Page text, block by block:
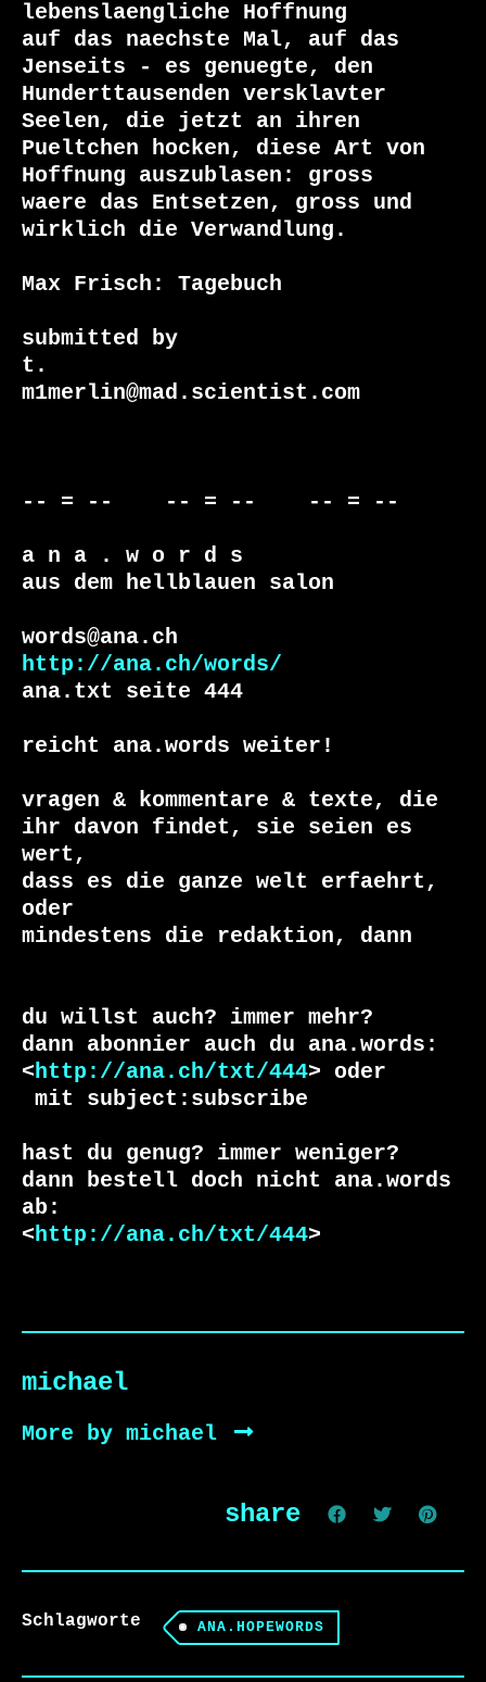
lebenslaengliche Hoffnung
auf das naechste Mal, auf das
Jenseits - es genuegte, den
Hunderttausenden versklavter
Seelen, die jetzt an ihren
Pueltchen hocken, diese Art von
Hoffnung auszublasen: gross
waere das Entsetzen, gross und
wirklich die Verwandlung.
Max Frisch: Tagebuch
submitted by
t.
m1merlin@mad.scientist.com
-- = --    -- = --    -- = --
a n a . w o r d s
aus dem hellblauen salon
http://ana.ch/words/
ana.txt seite 444
reicht ana.words weiter!
vragen & kommentare & texte, die
ihr davon findet, sie seien es
wert,
dass es die ganze welt erfaehrt,
oder
du willst auch? immer mehr?
dann abonnier auch du ana.words:
<http://ana.ch/txt/444
hast du genug? immer weniger?
dann bestell doch nicht ana.words
ab:
<http://ana.ch/txt/444>
michael
More by michael
share
Schlagworte ANA.HOPEWORDS